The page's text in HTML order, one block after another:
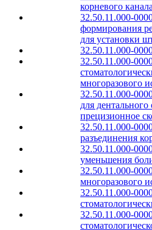
корневого канала
32.50.11.000-
формирования
для установки
32.50.11.000-
32.50.11.000-
многоразового
32.50.11.000-
для дентального
прецизионное
32.50.11.000-
разъединения
32.50.11.000-
уменьшения
32.50.11.000-
многоразового
32.50.11.000-
32.50.11.000-